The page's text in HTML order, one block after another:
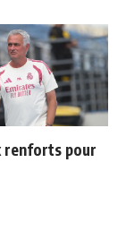
renforts pour